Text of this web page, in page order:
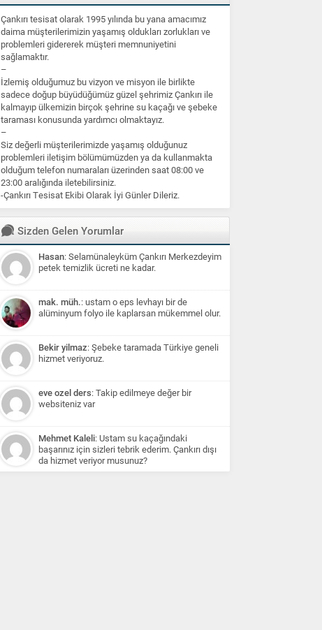
Çankırı tesisat olarak 1995 yılında bu yana amacımız
daima müşterilerimizin yaşamış oldukları zorlukları ve
problemleri gidererek müşteri memnuniyetini
sağlamaktır.
–
İzlemiş olduğumuz bu vizyon ve misyon ile birlikte
sadece doğup büyüdüğümüz güzel şehrimiz Çankırı ile
kalmayıp ülkemizin birçok şehrine su kaçağı ve şebeke
taraması konusunda yardımcı olmaktayız.
–
Siz değerli müşterilerimizde yaşamış olduğunuz
problemleri iletişim bölümümüzden ya da kullanmakta
olduğum telefon numaraları üzerinden saat 08:00 ve
23:00 aralığında iletebilirsiniz.
-Çankırı Tesisat Ekibi Olarak İyi Günler Dileriz.
Sizden Gelen Yorumlar
Hasan: Selamünaleyküm Çankırı Merkezdeyim
petek temizlik ücreti ne kadar.
mak. müh.: ustam o eps levhayı bir de
alüminyum folyo ile kaplarsan mükemmel olur.
Bekir yilmaz: Şebeke taramada Türkiye geneli
hizmet veriyoruz.
eve ozel ders: Takip edilmeye değer bir
websiteniz var
Mehmet Kaleli: Ustam su kaçağındaki
başarınız için sizleri tebrik ederim. Çankırı dışı
da hizmet veriyor musunuz?